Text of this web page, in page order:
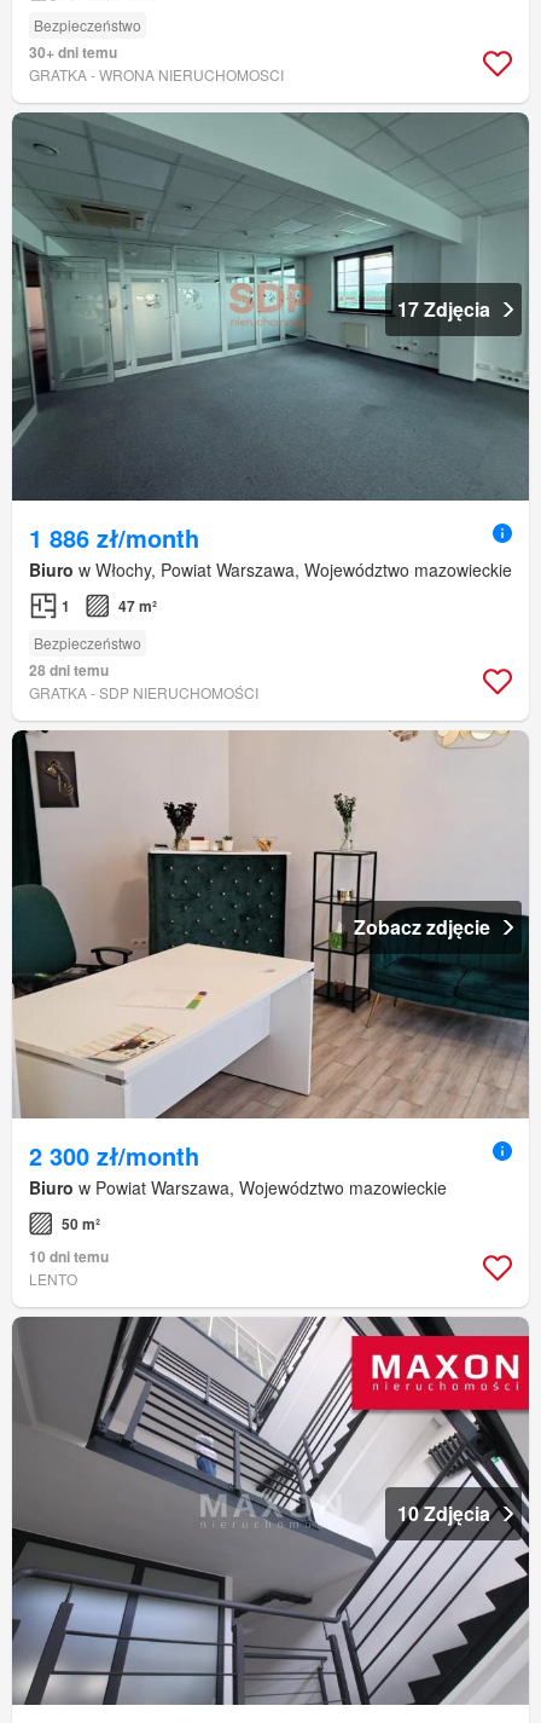
Bezpieczeństwo
30+ dni temu
GRATKA - WRONA NIERUCHOMOSCI
17 Zdjęcia
1 886 zł/month
Biuro w Włochy, Powiat Warszawa, Województwo mazowieckie
1 47 m²
Bezpieczeństwo
28 dni temu
GRATKA - SDP NIERUCHOMOŚCI
Zobacz zdjęcie
2 300 zł/month
Biuro w Powiat Warszawa, Województwo mazowieckie
50 m²
10 dni temu
LENTO
10 Zdjęcia